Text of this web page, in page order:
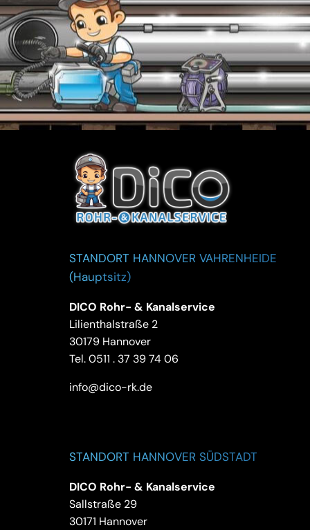
STANDORT HANNOVER VAHRENHEIDE
(Hauptsitz)
DICO Rohr- & Kanalservice
Lilienthalstraße 2
30179 Hannover
Tel.0511 . 37 39 74 06
info@dico-rk.de
STANDORT HANNOVER SÜDSTADT
DICO Rohr- & Kanalservice
Sallstraße 29
30171 Hannover